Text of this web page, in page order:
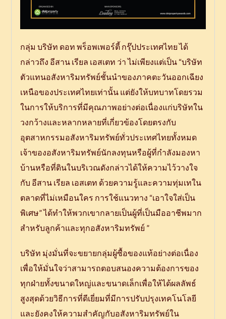
กลุ่ม บริษัท ดอท พร็อพเพอร์ตี้ กรุ๊ปประเทศไทย ได้
กล่าวถึง อีสาน เรียล เอสเตท ว่า ไม่เพียงแต่เป็น “บริษัท
ตัวแทนอสังหาริมทรัพย์ชั้นนำของภาคตะวันออกเฉียง
เหนือของประเทศไทยเท่านั้น แต่ยังให้บทบาทโดยรวม
ในการให้บริการที่มีคุณภาพอย่างต่อเนื่องแก่บริษัทใน
วงกว้างและหลากหลายที่เกี่ยวข้องโดยตรงกับ
อุตสาหกรรมอสังหาริมทรัพย์ทั่วประเทศไทยทั้งหมด
เจ้าของอสังหาริมทรัพย์นักลงทุนหรือผู้ที่กำลังมองหา
บ้านหรือที่ดินในบริเวณดังกล่าวได้ให้ความไว้วางใจ
กับ อีสาน เรียล เอสเตท ด้วยความรู้และความทุ่มเทใน
ตลาดที่ไม่เหมือนใคร การใช้แนวทาง “เอาใจใส่เป็น
พิเศษ” ได้ทำให้พวกเขากลายเป็นผู้ที่เป็นมืออาชีพมาก
สำหรับลูกค้าและทุกอสังหาริมทรัพย์ ”
บริษัท มุ่งมั่นที่จะขยายกลุ่มผู้ซื้อของแท้อย่างต่อเนื่อง
เพื่อให้มั่นใจว่าสามารถตอบสนองความต้องการของ
ทุกฝ่ายทั้งขนาดใหญ่และขนาดเล็กเพื่อให้ได้ผลลัพธ์
สูงสุดด้วยวิธีการที่ดีเยี่ยมที่มีการปรับปรุงเทคโนโลยี
และยังคงให้ความสำคัญกับอสังหาริมทรัพย์ใน